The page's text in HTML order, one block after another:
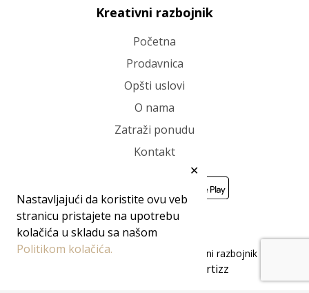
Kreativni razbojnik
Početna
Prodavnica
Opšti uslovi
O nama
Zatraži ponudu
Kontakt
Sva prava zadržana 2026 ©Kreativni razbojnik
Cartizz
Nastavljajući da koristite ovu veb
stranicu pristajete na upotrebu
kolačića u skladu sa našom
Politikom kolačića.
✕